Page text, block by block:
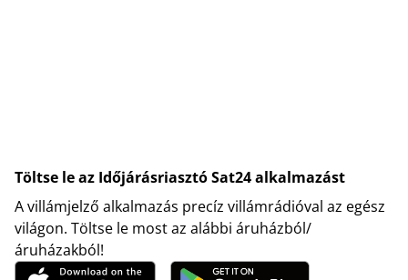
Töltse le az Időjárásriasztó Sat24 alkalmazást
A villámjelző alkalmazás precíz villámrádióval az egész
világon. Töltse le most az alábbi áruházból/
áruházakból!